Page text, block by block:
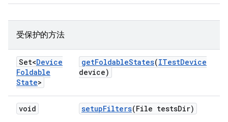
受保护的方法
Set<Device
Foldable
State>
getFoldableStates(ITestDevice
device)
void setupFilters(File testsDir)